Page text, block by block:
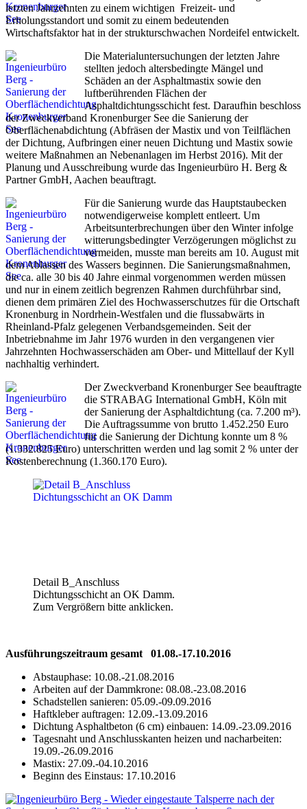
letzten Jahrzehnten zu einem wichtigen Freizeit- und
Erholungsstandort und somit zu einem bedeutenden
Wirtschaftsfaktor hat in der strukturschwachen Nordeifel entwickelt.
Die Materialuntersuchungen der letzten Jahre
stellten jedoch altersbedingte Mängel und
Schäden an der Asphaltmastix sowie den
luftberührenden Flächen der
Asphaltdichtungsschicht fest. Daraufhin beschloss
der Zweckverband Kronenburger See die Sanierung der
Oberflächenabdichtung (Abfräsen der Mastix und von Teilflächen
der Dichtung, Aufbringen einer neuen Dichtung und Mastix sowie
weitere Maßnahmen an Nebenanlagen im Herbst 2016). Mit der
Planung und Ausschreibung wurde das Ingenieurbüro H. Berg &
Partner GmbH, Aachen beauftragt.
Für die Sanierung wurde das Hauptstaubecken
notwendigerweise komplett entleert. Um
Arbeitsunterbrechungen über den Winter infolge
witterungsbedingter Verzögerungen möglichst zu
vermeiden, musste man bereits am 10. August mit
dem Ablassen des Wassers beginnen. Die Sanierungsmaßnahmen,
die ca. alle 30 bis 40 Jahre einmal vorgenommen werden müssen
und nur in einem zeitlich begrenzen Rahmen durchführbar sind,
dienen dem primären Ziel des Hochwasserschutzes für die Ortschaft
Kronenburg in Nordrhein-Westfalen und die flussabwärts in
Rheinland-Pfalz gelegenen Verbandsgemeinden. Seit der
Inbetriebnahme im Jahr 1976 wurden in den vergangenen vier
Jahrzehnten Hochwasserschäden am Ober- und Mittellauf der Kyll
nachhaltig verhindert.
Der Zweckverband Kronenburger See beauftragte
die STRABAG International GmbH, Köln mit
der Sanierung der Asphaltdichtung (ca. 7.200 m³).
Die Auftragssumme von brutto 1.452.250 Euro
für die Sanierung der Dichtung konnte um 8 %
(1.332.825 Euro) unterschritten werden und lag somit 2 % unter der
Kostenberechnung (1.360.170 Euro).
Detail B_Anschluss
Dichtungsschicht an OK Damm.
Zum Vergrößern bitte anklicken.
Ausführungszeitraum gesamt 01.08.-17.10.2016
Abstauphase: 10.08.-21.08.2016
Arbeiten auf der Dammkrone: 08.08.-23.08.2016
Schadstellen sanieren: 05.09.-09.09.2016
Haftkleber auftragen: 12.09.-13.09.2016
Dichtung Asphaltbeton (6 cm) einbauen: 14.09.-23.09.2016
Tagesnaht und Anschlusskanten heizen und nacharbeiten:
19.09.-26.09.2016
Mastix: 27.09.-04.10.2016
Beginn des Einstaus: 17.10.2016